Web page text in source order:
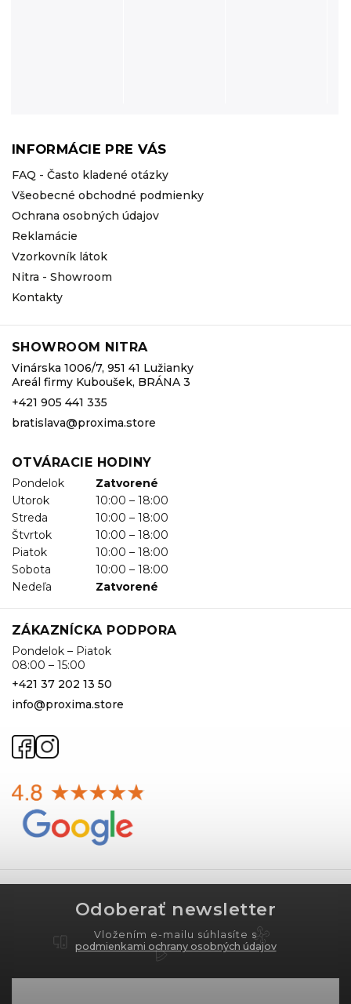
INFORMÁCIE PRE VÁS
FAQ - Často kladené otázky
Všeobecné obchodné podmienky
Ochrana osobných údajov
Reklamácie
Vzorkovník látok
Nitra - Showroom
Kontakty
SHOWROOM NITRA
Vinárska 1006/7, 951 41 Lužianky
Areál firmy Kuboušek, BRÁNA 3
+421 905 441 335
bratislava@proxima.store
OTVÁRACIE HODINY
Pondelok
Zatvorené
Utorok
10:00 – 18:00
Streda
10:00 – 18:00
Štvrtok
10:00 – 18:00
Piatok
10:00 – 18:00
Sobota
10:00 – 18:00
Nedeľa
Zatvorené
ZÁKAZNÍCKA PODPORA
Pondelok – Piatok
08:00 – 15:00
+421 37 202 13 50
info@proxima.store
Odoberať newsletter
Vložením e-mailu súhlasíte s
podmienkami ochrany osobných údajov